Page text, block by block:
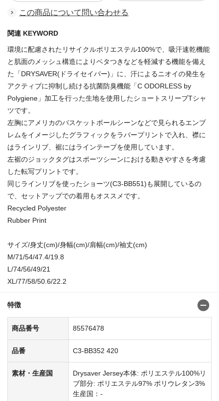
この商品について問い合わせる
関連 KEYWORD
環境に配慮されたリサイクルポリエステル100%で、吸汗速乾機能
と肌面のメッシュ構造によりベタつきなどを軽減する機能を備え
た「DRYSAVER(ドライセイバー)」に、汗によるニオイの発生を
アクティブに抑制し続ける抗菌防臭機能「C ODORLESS by
Polygiene」加工を行った生地を使用したショートスリーブTシャ
ツです。
左胸にアメリカのバスケットボールシーンなどで見られるエンブ
レムをイメージしたグラフィックをラバープリントで入れ、襟に
はラインリブ、裾にはラインテープを使用しています。
左裾のジョックタグはスポーツシーンにおける動きやすさを考慮
した転写プリントです。
同じラインリブを使ったショーツ(C3-BB551)も展開しているの
で、セットアップでの着用もオススメです。
Recycled Polyester
Rubber Print
サイズ/身丈(cm)/身幅(cm)/肩幅(cm)/袖丈(cm)
M/71/54/47.4/19.8
L/74/56/49/21
XL/77/58/50.6/22.2
特徴
商品番号 85576478
品番 C3-BB352 420
素材・生産国
Drysaver Jersey本体: ポリエステル100%リ
ブ部分: ポリエステル97% ポリウレタン3%
生産国：-